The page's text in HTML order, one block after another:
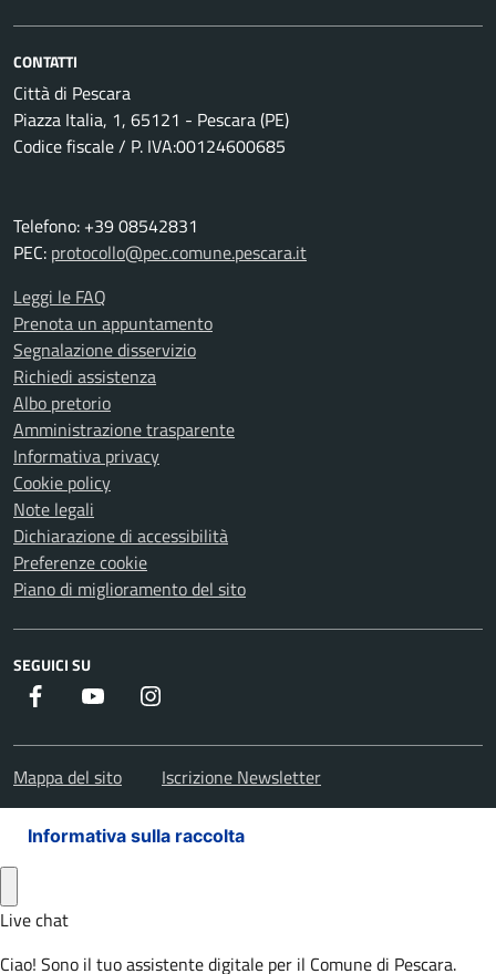
CONTATTI
Città di Pescara
Piazza Italia, 1, 65121 - Pescara (PE)
Codice fiscale / P. IVA:00124600685
Telefono: +39 08542831
PEC: protocollo@pec.comune.pescara.it
Leggi le FAQ
Prenota un appuntamento
Segnalazione disservizio
Richiedi assistenza
Albo pretorio
Amministrazione trasparente
Informativa privacy
Cookie policy
Note legali
Dichiarazione di accessibilità
Preferenze cookie
Piano di miglioramento del sito
SEGUICI SU
Facebook Youtube
Mappa del sito Iscrizione Newsletter
Informativa sulla raccolta